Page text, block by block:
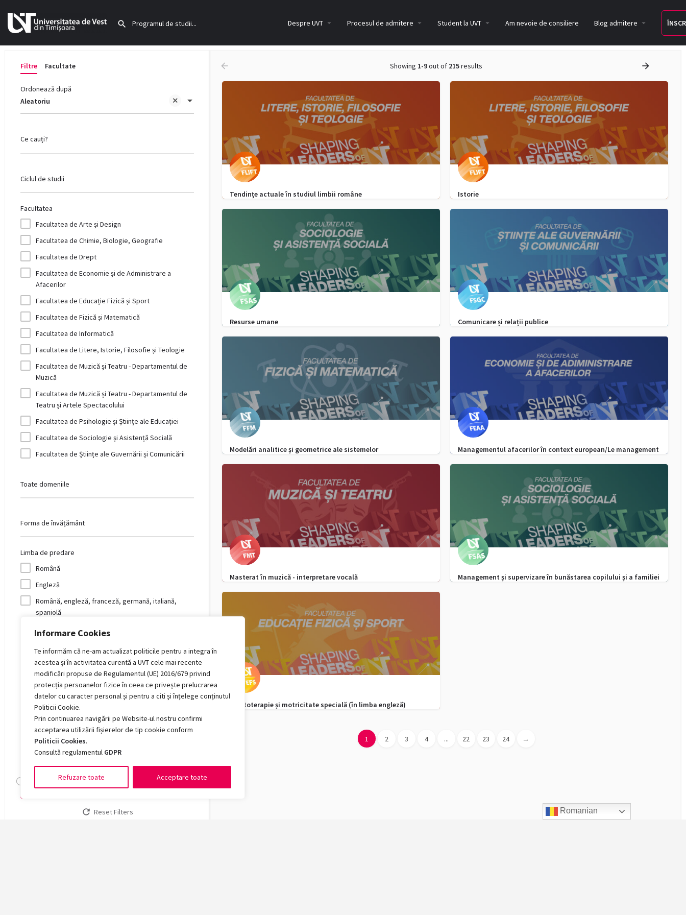
Informare Cookies
Te informăm că ne-am actualizat politicile pentru a integra în
acestea și în activitatea curentă a UVT cele mai recente
modificări propuse de Regulamentul (UE) 2016/679 privind
protecția persoanelor fizice în ceea ce privește prelucrarea
datelor cu caracter personal și pentru a citi și înțelege conținutul
Politicii Cookie.
Prin continuarea navigării pe Website-ul nostru confirmi
acceptarea utilizării fișierelor de tip cookie conform
Politicii Cookies.
Consultă regulamentul GDPR
Refuzare toate Acceptare toate
Despre UVT Procesul de admitere Student la UVT Am nevoie de consiliere Blog admitere
Filtre Facultate
Aleatoriu
Ordonează după
Ce cauți?
Ciclul de studii
Facultatea
Facultatea de Arte și Design
Facultatea de Chimie, Biologie, Geografie
Facultatea de Drept
Facultatea de Economie și de Administrare a
Afacerilor
Facultatea de Educație Fizică și Sport
Facultatea de Fizică și Matematică
Facultatea de Informatică
Facultatea de Litere, Istorie, Filosofie și Teologie
Facultatea de Muzică și Teatru - Departamentul de
Muzică
Facultatea de Muzică și Teatru - Departamentul de
Teatru și Artele Spectacolului
Facultatea de Psihologie și Științe ale Educației
Facultatea de Sociologie și Asistență Socială
Facultatea de Științe ale Guvernării și Comunicării
Toate domeniile
Forma de învățământ
Limba de predare
Română
Engleză
Română, engleză, franceză, germană, italiană,
spaniolă
Franceză
Română, franceză, engleză, germană, italiană,
spaniolă
Română, germană, engleză, franceză, italiană,
spaniolă
Română, rusă, engleză, franceză, germană, italiană,
spaniolă
Locuri buget
0 — 0
Search
Reset Filters
Showing 1-9out of 215results
Tendinţe actuale în studiul limbii române
0040752958097 admitere.lift@e-uvt.ro
Istorie
0040752958097 admitere.lift@e-uvt.ro
Resurse umane
0256592720, WhatsApp - 0747355916 admitere.fsas@e-uvt.ro
Comunicare și relații publice
0256 592 132, Whatsapp- admitere.fsgc@e-uvt.ro
Modelări analitice și geometrice ale sistemelor
0256 592 298 admitere.ffm@e-uvt.ro
Managementul afacerilor în context european/Le management
Masterat în muzică - interpretare vocală
0256 592 651 admitere.fmt@e-uvt.ro
Management și supervizare în bunăstarea copilului și a familiei
Kinetoterapie și motricitate specială (în limba engleză)
1 2 3 4 ... 22 23 24 →
Romanian